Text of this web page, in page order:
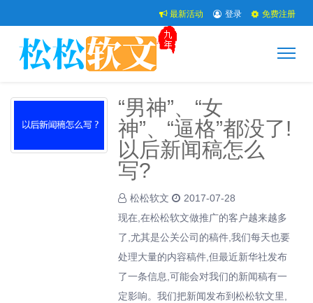
最新活动 登录 免费注册
“男神”、“女
神”、“逼格”都没了!
以后新闻稿怎么
写?
松松软文
2017-07-28
现在,在松松软文做推广的客户越来越多
了,尤其是公关公司的稿件,我们每天也要
处理大量的内容稿件,但最近新华社发布
了一条信息,可能会对我们的新闻稿有一
定影响。我们把新闻发布到松松软文里,